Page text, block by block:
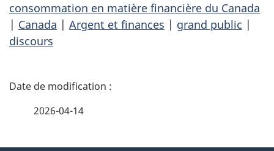
consommation en matière financière du Canada
| Canada | Argent et finances | grand public |
discours
D
2026-04-14